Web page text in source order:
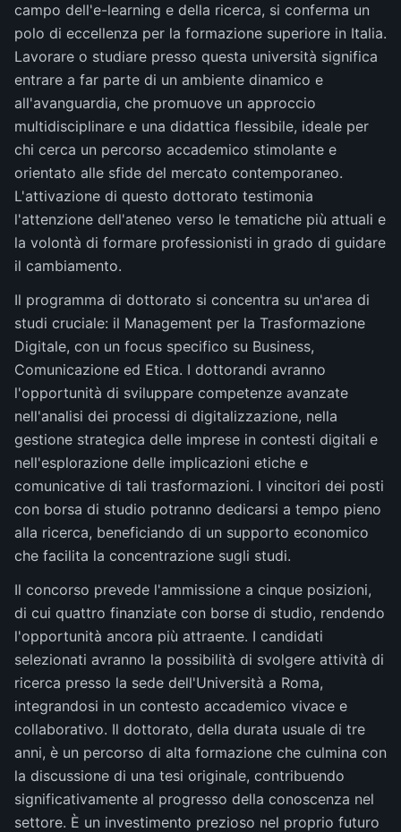
campo dell'e-learning e della ricerca, si conferma un
polo di eccellenza per la formazione superiore in Italia.
Lavorare o studiare presso questa università significa
entrare a far parte di un ambiente dinamico e
all'avanguardia, che promuove un approccio
multidisciplinare e una didattica flessibile, ideale per
chi cerca un percorso accademico stimolante e
orientato alle sfide del mercato contemporaneo.
L'attivazione di questo dottorato testimonia
l'attenzione dell'ateneo verso le tematiche più attuali e
la volontà di formare professionisti in grado di guidare
il cambiamento.
Il programma di dottorato si concentra su un'area di
studi cruciale: il Management per la Trasformazione
Digitale, con un focus specifico su Business,
Comunicazione ed Etica. I dottorandi avranno
l'opportunità di sviluppare competenze avanzate
nell'analisi dei processi di digitalizzazione, nella
gestione strategica delle imprese in contesti digitali e
nell'esplorazione delle implicazioni etiche e
comunicative di tali trasformazioni. I vincitori dei posti
con borsa di studio potranno dedicarsi a tempo pieno
alla ricerca, beneficiando di un supporto economico
che facilita la concentrazione sugli studi.
Il concorso prevede l'ammissione a cinque posizioni,
di cui quattro finanziate con borse di studio, rendendo
l'opportunità ancora più attraente. I candidati
selezionati avranno la possibilità di svolgere attività di
ricerca presso la sede dell'Università a Roma,
integrandosi in un contesto accademico vivace e
collaborativo. Il dottorato, della durata usuale di tre
anni, è un percorso di alta formazione che culmina con
la discussione di una tesi originale, contribuendo
significativamente al progresso della conoscenza nel
settore. È un investimento prezioso nel proprio futuro